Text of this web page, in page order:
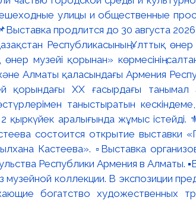
улицы и общественные
продлится до 30 августа 2026